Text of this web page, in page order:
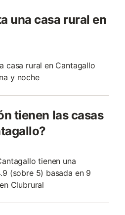
una casa rural en
casa rural en Cantagallo
y noche
tienen las casas
tienen una
(sobre 5) basada en 9
Clubrural